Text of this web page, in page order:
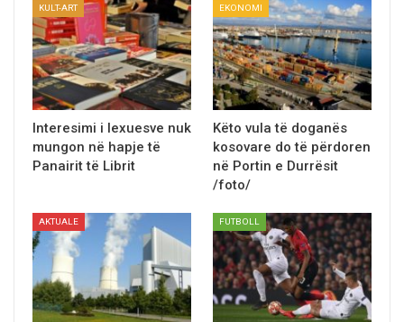
KULT-ART
Interesimi i lexuesve nuk
mungon në hapje të
Panairit të Librit
EKONOMI
Këto vula të doganës
kosovare do të përdoren
në Portin e Durrësit
/foto/
AKTUALE FUTBOLL